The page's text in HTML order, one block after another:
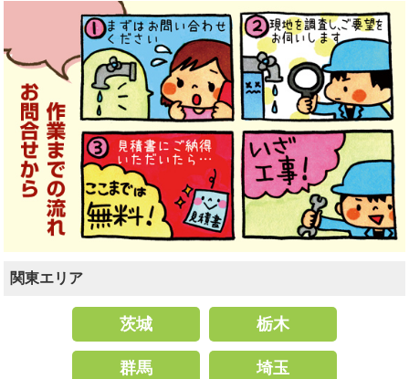
関東エリア
茨城 栃木
群馬 埼玉